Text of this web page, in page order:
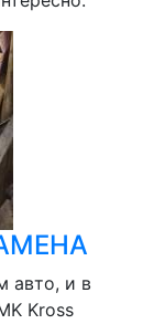
авто, и в
Kross